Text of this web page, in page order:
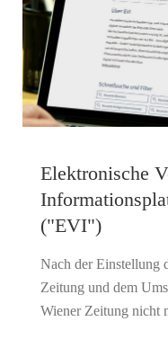
Elektronische
("EVI")
Nach der Einstellung
Zeitung und dem
Wiener Zeitung nicht